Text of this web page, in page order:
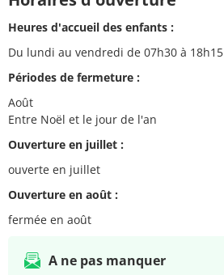
Heures d'accueil des enfants :
Du lundi au vendredi de 07h30 à 18h15
Périodes de fermeture :
Août
Entre Noël et le jour de l'an
Ouverture en juillet :
ouverte en juillet
Ouverture en août :
fermée en août
A ne pas manquer